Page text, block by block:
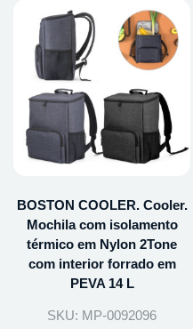
BOSTON COOLER. Cooler.
Mochila com isolamento
térmico em Nylon 2Tone
com interior forrado em
PEVA 14 L
SKU: MP-0092096